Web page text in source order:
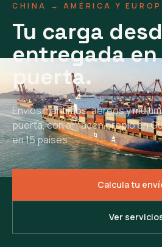
CHINA → AMÉRICA Y
Tu carga
entregada
puerta.
Envíos marítimos, aéreos y
puerta, con almacén propio en
en 15 países.
Calcula tu
Ver